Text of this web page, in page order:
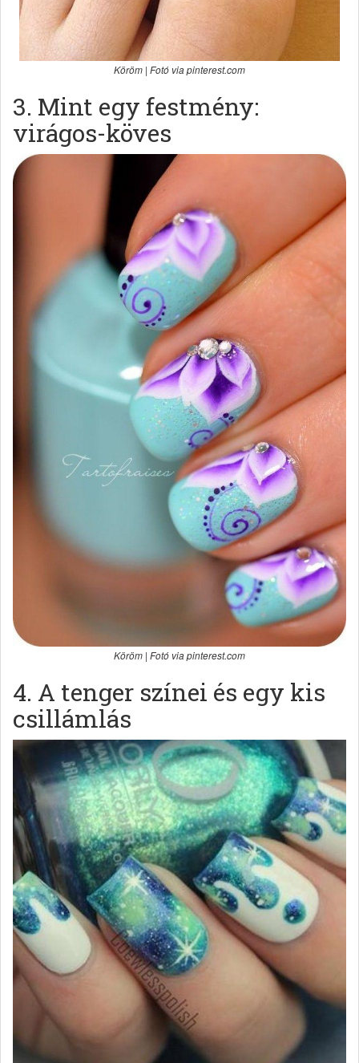
Köröm | Fotó via pinterest.com
3. Mint egy festmény:
virágos-köves
Köröm | Fotó via pinterest.com
4. A tenger színei és egy kis
csillámlás